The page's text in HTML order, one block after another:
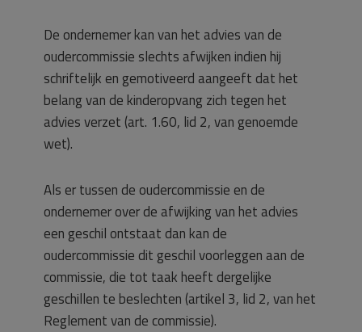
De ondernemer kan van het advies van de
oudercommissie slechts afwijken indien hij
schriftelijk en gemotiveerd aangeeft dat het
belang van de kinderopvang zich tegen het
advies verzet (art. 1.60, lid 2, van genoemde
wet).
Als er tussen de oudercommissie en de
ondernemer over de afwijking van het advies
een geschil ontstaat dan kan de
oudercommissie dit geschil voorleggen aan de
commissie, die tot taak heeft dergelijke
geschillen te beslechten (artikel 3, lid 2, van het
Reglement van de commissie).